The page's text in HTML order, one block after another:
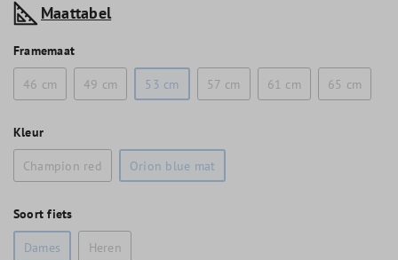
Maattabel
Framemaat
46 cm
49 cm 53 cm 57 cm 61 cm 65 cm
Kleur
Champion red
Orion blue mat
Soort fiets
Dames
Heren